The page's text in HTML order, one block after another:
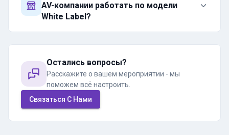
AV-компании работать по модели
White Label?
Остались вопросы?
Расскажите о вашем мероприятии - мы
поможем всё настроить.
Связаться С Нами